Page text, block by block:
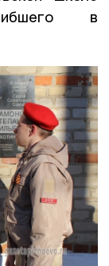
в